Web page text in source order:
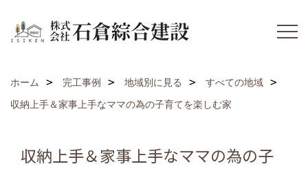
ホーム 完工事例 地域別に見る
すべての地域
収納上手＆家事上手なママの為の子育てを楽しむ家
収納上手＆家事上手なママの為の子